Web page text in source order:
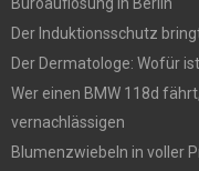
Büroauflösung in Berlin
Der Induktionsschutz
Der Dermatologe: Wofür
Wer einen BMW 118d
vernachlässigen
Blumenzwiebeln in voller